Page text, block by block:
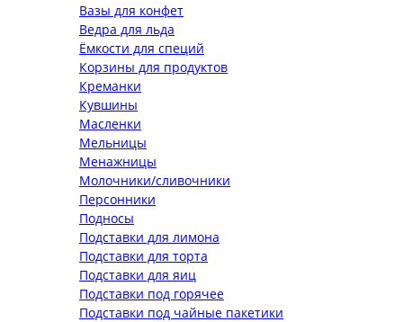
Вазы для конфет
Ведра для льда
Ёмкости для специй
Корзины для продуктов
Креманки
Кувшины
Масленки
Мельницы
Менажницы
Молочники/сливочники
Персонники
Подносы
Подставки для лимона
Подставки для торта
Подставки для яиц
Подставки под горячее
Подставки под чайные пакетики